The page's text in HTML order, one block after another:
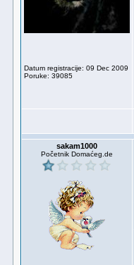
Datum registracije: 09 Dec 2009
Poruke: 39085
sakam1000
Početnik Domaćeg.de